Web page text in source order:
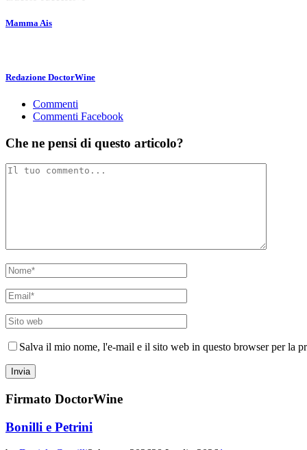
Mamma Ais
Redazione DoctorWine
Commenti
Commenti Facebook
Che ne pensi di questo articolo?
Salva il mio nome, l'e-mail e il sito web in questo browser per la
Firmato DoctorWine
Bonilli e Petrini